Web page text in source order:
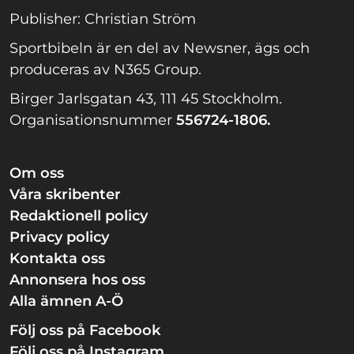
Publisher: Christian Ström
Sportbibeln är en del av Newsner, ägs och
produceras av N365 Group.
Birger Jarlsgatan 43, 111 45 Stockholm.
Organisationsnummer 556724-1806.
Om oss
Våra skribenter
Redaktionell policy
Privacy policy
Kontakta oss
Annonsera hos oss
Alla ämnen A-Ö
Följ oss på Facebook